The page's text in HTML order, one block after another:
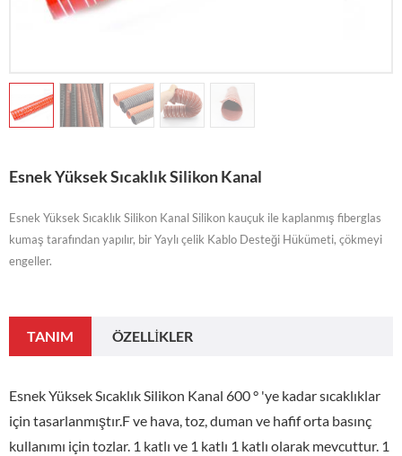
Esnek Yüksek Sıcaklık Silikon Kanal
Esnek Yüksek Sıcaklık Silikon Kanal Silikon kauçuk ile kaplanmış fiberglas
kumaş tarafından yapılır, bir Yaylı çelik Kablo Desteği Hükümeti, çökmeyi
engeller.
TANIM ÖZELLIKLER
Esnek Yüksek Sıcaklık Silikon Kanal 600 ° 'ye kadar sıcaklıklar
için tasarlanmıştır.F ve hava, toz, duman ve hafif orta basınç
kullanımı için tozlar. 1 katlı ve 1 katlı 1 katlı olarak mevcuttur. 1